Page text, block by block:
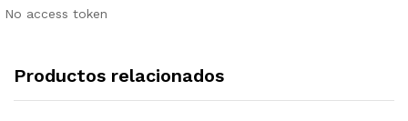
No access token
Productos relacionados